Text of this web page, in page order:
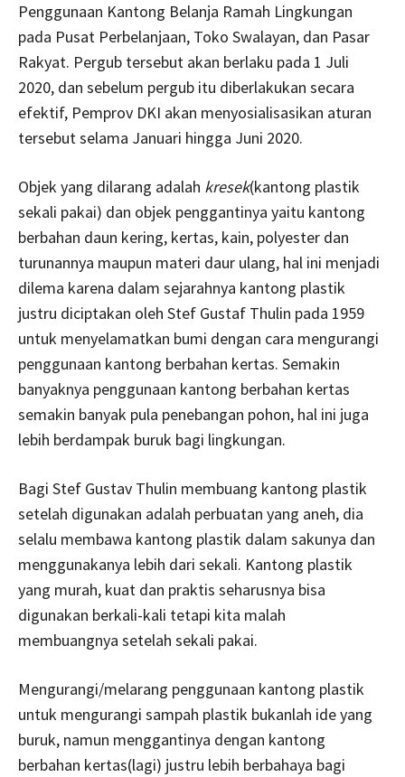
Penggunaan Kantong Belanja Ramah Lingkungan
pada Pusat Perbelanjaan, Toko Swalayan, dan Pasar
Rakyat. Pergub tersebut akan berlaku pada 1 Juli
2020, dan sebelum pergub itu diberlakukan secara
efektif, Pemprov DKI akan menyosialisasikan aturan
tersebut selama Januari hingga Juni 2020.
Objek yang dilarang adalah kresek(kantong plastik
sekali pakai) dan objek penggantinya yaitu kantong
berbahan daun kering, kertas, kain, polyester dan
turunannya maupun materi daur ulang, hal ini menjadi
dilema karena dalam sejarahnya kantong plastik
justru diciptakan oleh Stef Gustaf Thulin pada 1959
untuk menyelamatkan bumi dengan cara mengurangi
penggunaan kantong berbahan kertas. Semakin
banyaknya penggunaan kantong berbahan kertas
semakin banyak pula penebangan pohon, hal ini juga
lebih berdampak buruk bagi lingkungan.
Bagi Stef Gustav Thulin membuang kantong plastik
setelah digunakan adalah perbuatan yang aneh, dia
selalu membawa kantong plastik dalam sakunya dan
menggunakanya lebih dari sekali. Kantong plastik
yang murah, kuat dan praktis seharusnya bisa
digunakan berkali-kali tetapi kita malah
membuangnya setelah sekali pakai.
Mengurangi/melarang penggunaan kantong plastik
untuk mengurangi sampah plastik bukanlah ide yang
buruk, namun menggantinya dengan kantong
berbahan kertas(lagi) justru lebih berbahaya bagi